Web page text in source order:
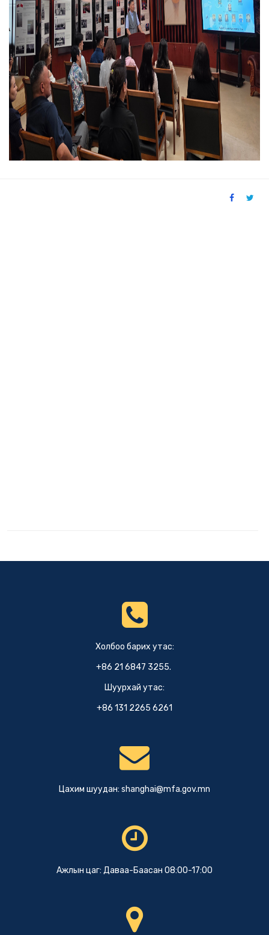
Холбоо барих утас:
+86 21 6847 3255.
Шуурхай утас:
+86 131 2265 6261
Цахим шуудан: shanghai@mfa.gov.mn
Ажлын цаг: Даваа-Баасан 08:00-17:00